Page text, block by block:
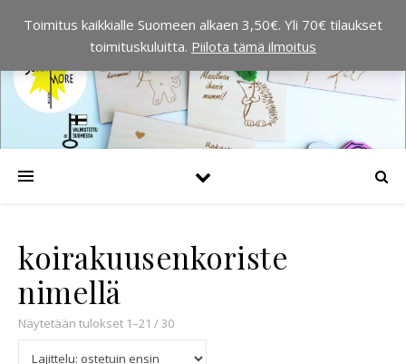
koirakuusenkoriste
nimellä
Näytetään tulokset 1–21 / 30Suosituimmat ensin
Toimitus kaikkialle Suomeen alkaen 3,50€. Yli 70€ tilaukset
toimituskuluitta. Piilota tämä ilmoitus